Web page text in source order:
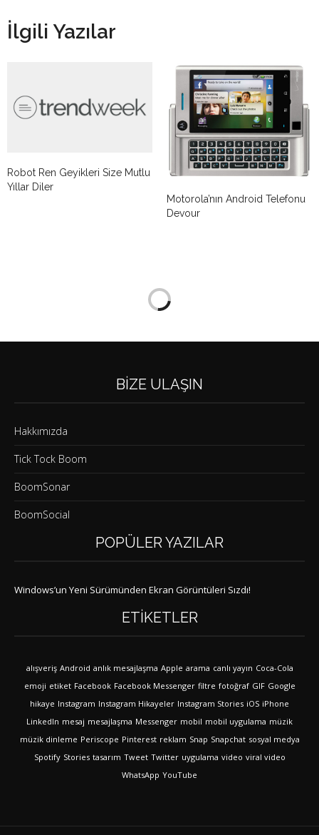
İlgili Yazılar
Robot Ren Geyikleri Size Mutlu
Yıllar Diler
Motorola’nın Android Telefonu
Devour
BIZE ULAŞIN
Hakkımızda
Tick Tock Boom
BoomSonar
BoomSocial
POPÜLER YAZILAR
Windows’un Yeni Sürümünden Ekran Görüntüleri Sızdı!
ETIKETLER
alışveriş Android anlık mesajlaşma Apple arama canlı yayın Coca-Cola
emoji etiket Facebook Facebook Messenger filtre fotoğraf GIF Google
hikaye Instagram Instagram Hikayeler Instagram Stories iOS iPhone
LinkedIn mesaj mesajlaşma Messenger mobil mobil uygulama müzik
müzik dinleme Periscope Pinterest reklam Snap Snapchat sosyal medya
Spotify Stories tasarım Tweet Twitter uygulama video viral video
WhatsApp YouTube